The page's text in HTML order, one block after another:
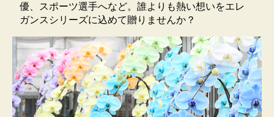
周囲の光の違いによっても花の色合いが違って見えま
す。濃淡の指定などは出来かねますので、あらかじめ
ご了承の上、ご購入ください。染まり具合や環境によ
る見え方の違いも、個性としてお楽しみいただければ
幸いです。
優、スポーツ選手へなど。誰よりも熱い想いをエレ
ガンスシリーズに込めて贈りませんか？